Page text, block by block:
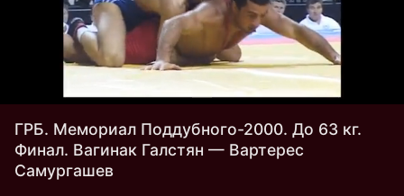
ГРБ. Мемориал Поддубного-2000. До 63 кг.
Финал. Вагинак Галстян — Вартерес
Самургашев